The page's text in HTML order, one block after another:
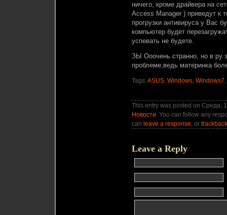
ничего, кроме драйвера на
Access Manager ) приведут к
прогрузки антивируса у Вас
компьютер будет
успевать не будете.
ЗЫ Ооочень странно, но в ру
проблеме,ведь материнка
Tags:ASUS, Windows, Windows7,
This entry was posted on Среда,
Новости. You can follow any
can leave a response, or trackback
Leave a Reply